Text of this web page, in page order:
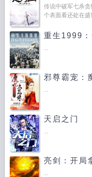
传说中破军七杀
个表面看还处在
重生1999
...
邪尊霸宠：
...
天启之门
...
亮剑：开局
...